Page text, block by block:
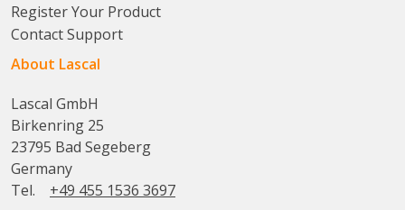
Register Your Product
Contact Support
About Lascal
Lascal GmbH
Birkenring 25
23795 Bad Segeberg
Germany
Tel.
+49 455 1536 3697